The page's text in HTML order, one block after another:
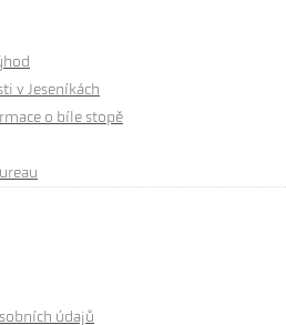
v Jeseníkách
o bíle stopě
údajů